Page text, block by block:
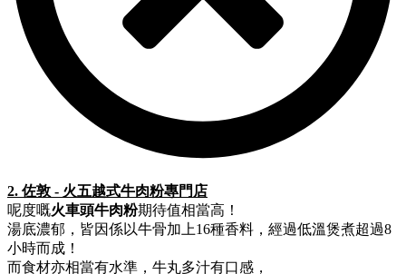
2. 佐敦 - 火五越式牛肉粉專門店
呢度嘅火車頭牛肉粉期待值相當高！
湯底濃郁，皆因係以牛骨加上16種香料，經過低溫煲煮超過8
小時而成！
而食材亦相當有水準，牛丸多汁有口感，